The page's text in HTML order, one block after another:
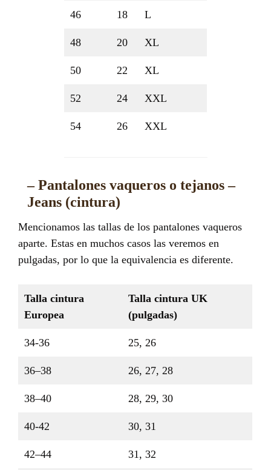
46 18 L
48 20 XL
50 22 XL
52 24 XXL
54 26 XXL
– Pantalones vaqueros o tejanos –
Jeans (cintura)
Mencionamos las tallas de los pantalones vaqueros
aparte. Estas en muchos casos las veremos en
pulgadas, por lo que la equivalencia es diferente.
Talla cintura
Europea
Talla cintura UK
(pulgadas)
34-36 25, 26
36–38 26, 27, 28
38–40 28, 29, 30
40-42 30, 31
42–44 31, 32